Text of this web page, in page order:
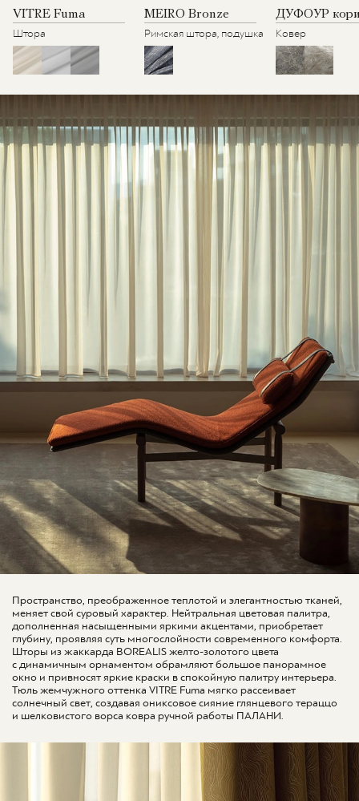
VITRE Fuma
Штора
MEIRO Bronze
Римская штора, подушка
ДУФОУР
Ковер
Пространство, преображенное теплотой и элегантностью тканей,
меняет свой суровый характер. Нейтральная цветовая палитра,
дополненная насыщенными яркими акцентами, приобретает
глубину, проявляя суть многослойности современного комфорта.
Шторы из жаккарда BOREALIS желто-золотого цвета
с динамичным орнаментом обрамляют большое панорамное
окно и привносят яркие краски в спокойную палитру интерьера.
Тюль жемчужного оттенка VITRE Fuma мягко рассеивает
солнечный свет, создавая ониксовое сияние глянцевого тераццо
и шелковистого ворса ковра ручной работы ПАЛАНИ.